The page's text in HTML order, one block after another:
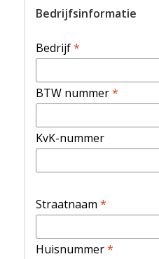
Bedrijfsinformatie
Bedrijf*
BTW nummer*
KvK-nummer
Straatnaam *
Huisnummer*